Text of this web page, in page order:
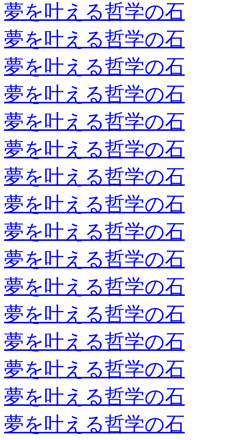
夢を叶える哲学の石
夢を叶える哲学の石
夢を叶える哲学の石
夢を叶える哲学の石
夢を叶える哲学の石
夢を叶える哲学の石
夢を叶える哲学の石
夢を叶える哲学の石
夢を叶える哲学の石
夢を叶える哲学の石
夢を叶える哲学の石
夢を叶える哲学の石
夢を叶える哲学の石
夢を叶える哲学の石
夢を叶える哲学の石
夢を叶える哲学の石